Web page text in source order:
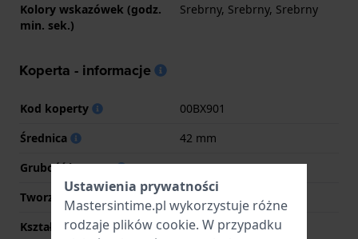
Kolory wskazówek (godz.
min. sek.)
Srebrny, Srebrny, Srebrny
Koperta - informacje
Kod koperty
00BX901
Średnica
42 mm
Grubość koperty
10.8 mm
Tworzywo koperty
Stal nierdzewna
Kształt koperty
Okrągły
Ustawienia prywatności
Mastersintime.pl wykorzystuje różne
rodzaje plików cookie. W przypadku